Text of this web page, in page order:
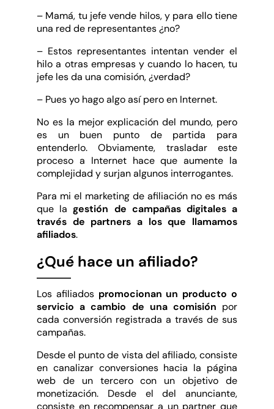
– Mamá, tu jefe vende hilos, y para ello tiene
una red de representantes ¿no?
– Estos representantes intentan vender el
hilo a otras empresas y cuando lo hacen, tu
jefe les da una comisión, ¿verdad?
– Pues yo hago algo así pero en Internet.
No es la mejor explicación del mundo, pero
es un buen punto de partida para
entenderlo. Obviamente, trasladar este
proceso a Internet hace que aumente la
complejidad y surjan algunos interrogantes.
Para mi el marketing de afiliación no es más
que lagestión de campañas digitales a
través de partners a los que llamamos
afiliados.
¿Qué hace un afiliado?
Los afiliados promocionan un producto o
servicio a cambio de una comisión por
cada conversión registrada a través de sus
campañas.
Desde el punto de vista del afiliado, consiste
en canalizar conversiones hacia la página
web de un tercero con un objetivo de
monetización. Desde el del anunciante,
consiste en recompensar a un partner que